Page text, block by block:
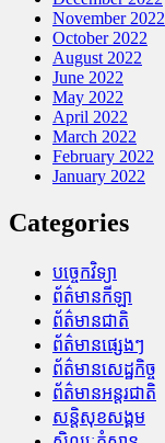
November 2022
October 2022
August 2022
June 2022
May 2022
April 2022
March 2022
February 2022
January 2022
Categories
បច្ចេកវិទ្យា
ព័ត៌មានកីឡា
ព័ត៌មានជាតិ
ព័ត៌មានផ្សេងៗ
ព័ត៌មានសេដ្ឋកិច្ច
ព័ត៌មានអន្តរជាតិ
សន្តិសុខសង្គម